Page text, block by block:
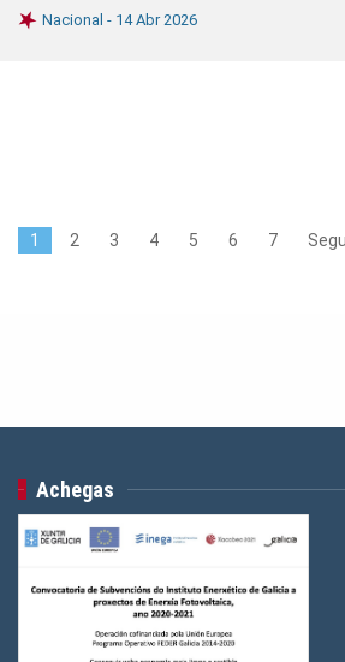
Nacional - 14 Abr 2026
1 2 3 4 5 6 7
Achegas